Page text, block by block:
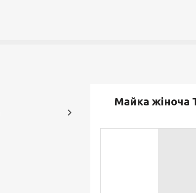
Майка жіноча